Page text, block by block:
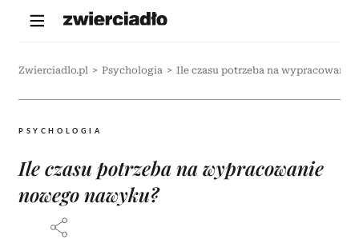
Zwierciadlo.pl > Psychologia > Ile czasu potrzeba na wypracowanie
PSYCHOLOGIA
Ile czasu potrzeba na wypracowanie
nowego nawyku?